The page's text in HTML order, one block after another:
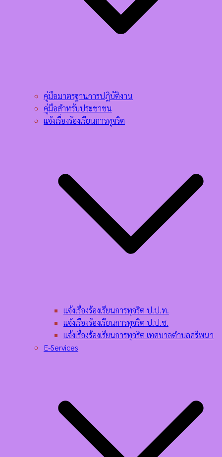
คู่มือมาตรฐานการปฎิบัติงาน
คู่มือสำหรับประชาชน
แจ้งเรื่องร้องเรียนการทุจริต
แจ้งเรื่องร้องเรียนการทุจริต ป.ป.ท.
แจ้งเรื่องร้องเรียนการทุจริต ป.ป.ช.
แจ้งเรื่องร้องเรียนการทุจริต เทศบาลตำบลศรีพนา
E-Services